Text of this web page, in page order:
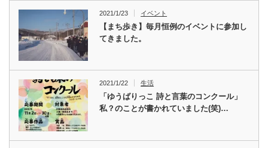
2021/1/23 イベント
【まち歩き】毎月恒例のイベントに参加し
てきました。
2021/1/22 生活
「ゆうばりっこ 詩と言葉のコンクール」
私？のことが書かれていました(笑)…